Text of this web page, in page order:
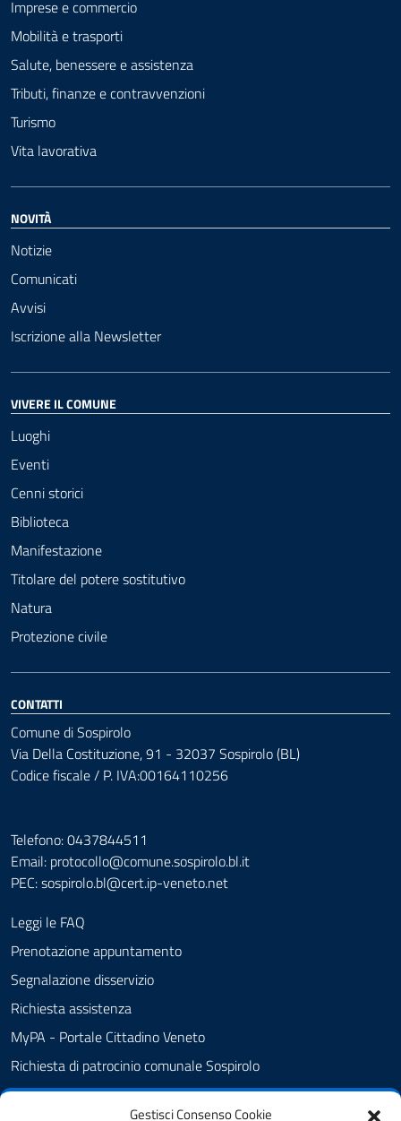
Gestisci Consenso Cookie
Imprese e commercio
Mobilità e trasporti
Salute, benessere e assistenza
Tributi, finanze e contravvenzioni
Turismo
Vita lavorativa
NOVITÀ
Notizie
Comunicati
Avvisi
Iscrizione alla Newsletter
VIVERE IL COMUNE
Luoghi
Eventi
Cenni storici
Biblioteca
Manifestazione
Titolare del potere sostitutivo
Natura
Protezione civile
CONTATTI
Comune di Sospirolo
Via Della Costituzione, 91 - 32037 Sospirolo (BL)
Codice fiscale / P. IVA:00164110256
Telefono: 0437844511
Email: protocollo@comune.sospirolo.bl.it
PEC:sospirolo.bl@cert.ip-veneto.net
Leggi le FAQ
Prenotazione appuntamento
Segnalazione disservizio
Richiesta assistenza
MyPA - Portale Cittadino Veneto
Richiesta di patrocinio comunale Sospirolo
Amministrazione trasparente